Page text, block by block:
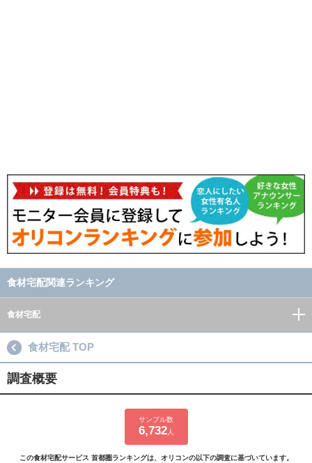
食材宅配関連ランキング
食材宅配
食材宅配 TOP
調査概要
サンプル数
6,732人
この食材宅配サービス 首都圏ランキングは、オリコンの以下の調査に基づいています。